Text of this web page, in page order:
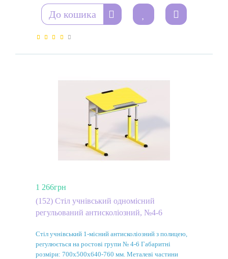
До кошика
1 266грн
(152) Стіл учнівський одномісний
регульований антисколіозний, №4-6
Стіл учнівський 1-місний антисколіозний з полицею,
регулюється на ростові групи № 4-6 Габаритні
розміри: 700х500х640-760 мм. Металеві частини